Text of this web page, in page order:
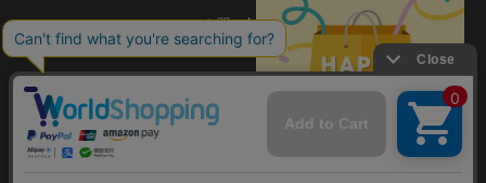
お問い合わせ
事業再構築
Copyright © SADAMATSU Co., Ltd. all rights reserved.